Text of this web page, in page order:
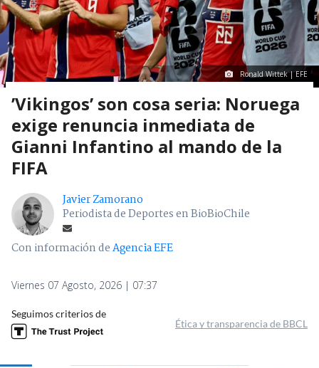
Ronald Wittek | EFE
’Vikingos’ son cosa seria: Noruega
exige renuncia inmediata de
Gianni Infantino al mando de la
FIFA
Javier Zamorano
Periodista de Deportes en BioBioChile
Con información deAgencia EFE
Viernes 07 Agosto, 2026 | 07:37
Seguimos criterios de
Ética y transparencia de BBCL